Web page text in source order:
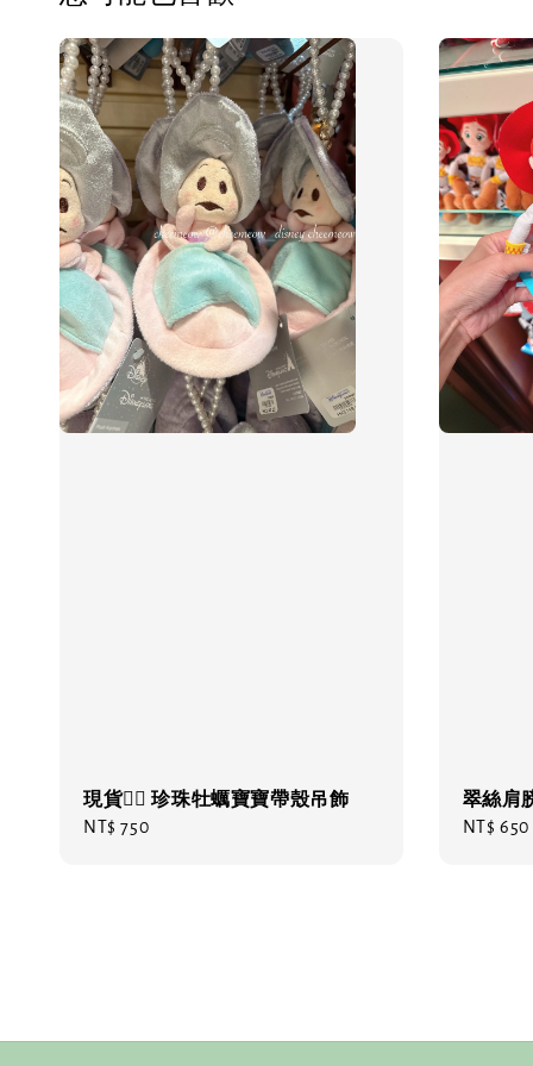
現貨❤️‍🔥 珍珠牡蠣寶寶帶殼吊飾
Regular
NT$ 750
翠絲肩
Regular
NT$ 650